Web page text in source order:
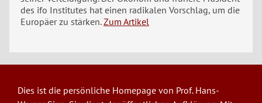
des ifo Institutes hat einen radikalen Vorschlag, um die
Europäer zu stärken. Zum Artikel
Dies ist die persönliche Homepage von Prof. Hans-